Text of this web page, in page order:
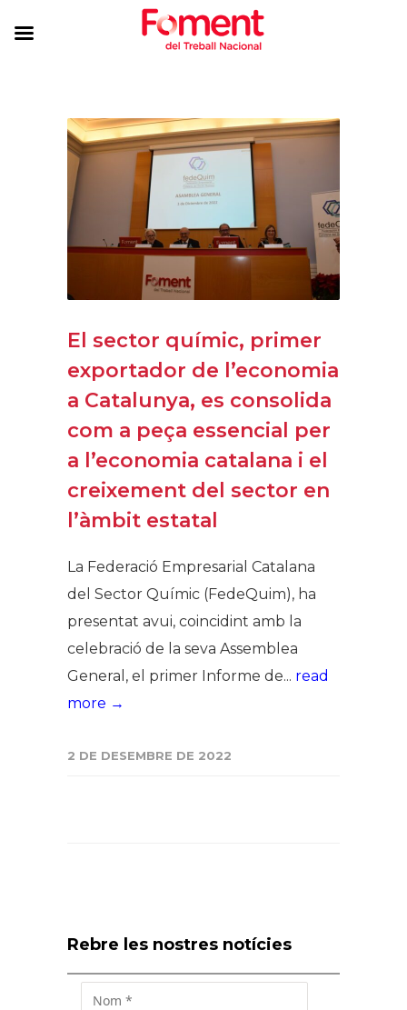
El sector químic, primer
exportador de l’economia
a Catalunya, es consolida
com a peça essencial per
a l’economia catalana i el
creixement del sector en
l’àmbit estatal
La Federació Empresarial Catalana
del Sector Químic (FedeQuim), ha
presentat avui, coincidint amb la
celebració de la seva Assemblea
General, el primer Informe de... read
more →
2 DE DESEMBRE DE 2022
Rebre les nostres notícies